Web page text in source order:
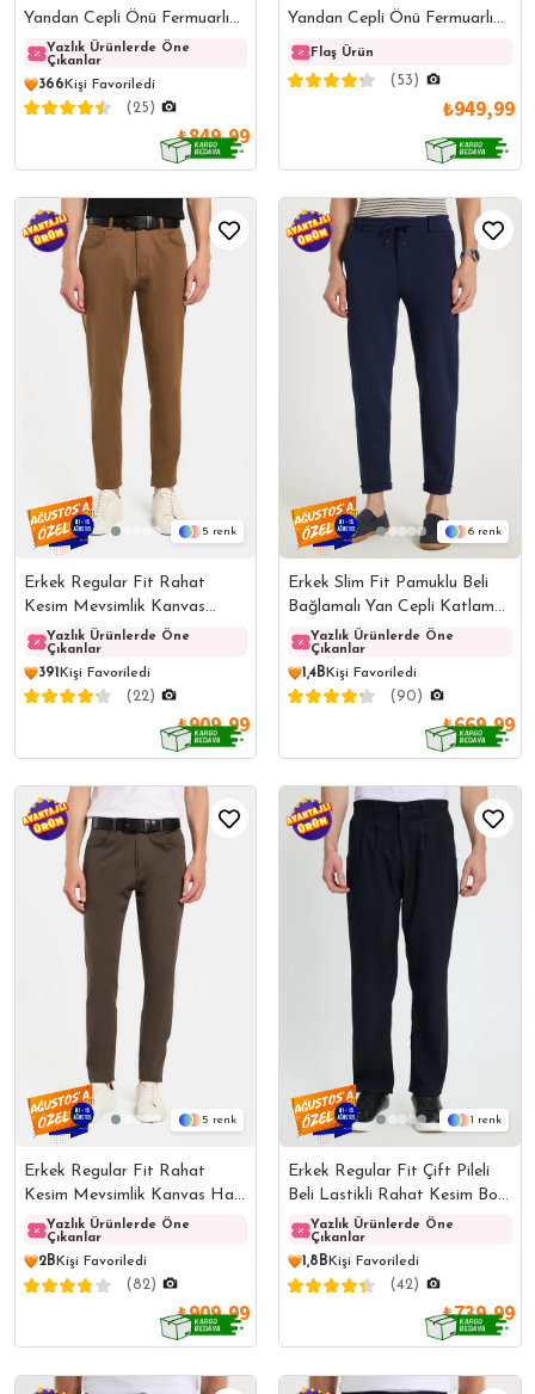
Yandan Cepli Önü Fermuarlı
Pamuklu Dokulu Kahverengi
Pantolon
Yazlık Ürünlerde Öne
Çıkanlar
Yazlık Ürünlerde Öne
Çıkanlar
366 Kişi Favoriledi
(25)
₺849,99
Yandan Cepli Önü Fermuarlı
Pamuklu Dokulu Taş Pantolon
Flaş Ürün
(53)
₺949,99
5
Erkek Regular Fit Rahat
Kesim Mevsimlik Kanvas
Kahverengi Pantolon
Yazlık Ürünlerde Öne
Çıkanlar
Yazlık Ürünlerde Öne
Çıkanlar
391 Kişi Favoriledi
(22)
₺909,99
6
Erkek Slim Fit Pamuklu Beli
Bağlamalı Yan Cepli Katlamalı
Paça Jogger Lacivert
Pantolon
Yazlık Ürünlerde Öne
Çıkanlar
1,4B Kişi Favoriledi
(90)
₺669,99
5
Erkek Regular Fit Rahat
Kesim Mevsimlik Kanvas Haki
Pantolon
Yazlık Ürünlerde Öne
Çıkanlar
Yazlık Ürünlerde Öne
Çıkanlar
2B Kişi Favoriledi
(82)
₺909,99
1
Erkek Regular Fit Çift Pileli
Beli Lastikli Rahat Kesim Bol
Paça Baggy Lacivert
Pantolon
Yazlık Ürünlerde Öne
Çıkanlar
1,8B Kişi Favoriledi
(42)
₺739,99